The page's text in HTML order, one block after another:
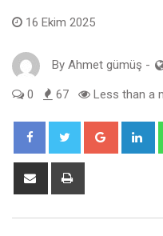
16 Ekim 2025
By Ahmet gümüş -
0 67 Less than a
Google+
Share